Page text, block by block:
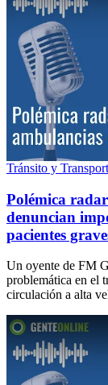
Tránsito y
Polémica
denuncian
pacientes
Un oyente de FM
problemática en el
circulación a alta